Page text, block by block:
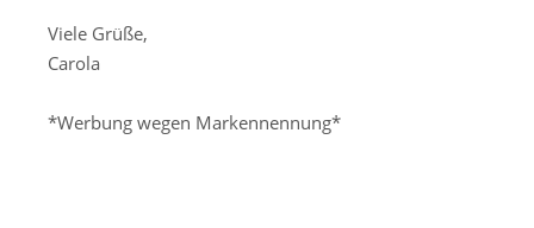
Viele Grüße,
Carola
*Werbung wegen Markennennung*